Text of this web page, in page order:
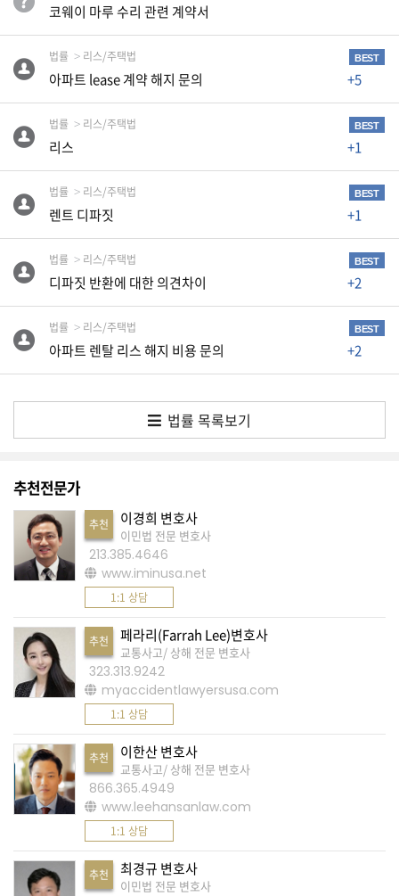
S
K
미
이
용
안
인
바
랍
A
S
K
국
에
서
새
운
전
문
를
찾
코웨이 마루 수리 관련 계약서
법률 리스/주택법 BEST
아파트 lease 계약 해지 문의 +5
법률 리스/주택법 BEST
리스 +1
법률 리스/주택법 BEST
렌트 디파짓 +1
법률 리스/주택법 BEST
디파짓 반환에 대한 의견차이 +2
법률 리스/주택법 BEST
아파트 렌탈 리스 해지 비용 문의 +2
법률 목록보기
추천전문가
추천 이경희 변호사
이민법 전문 변호사
213.385.4646
www.iminusa.net
1:1 상담
추천 페라리(Farrah Lee)변호사
교통사고/ 상해 전문 변호사
323.313.9242
myaccidentlawyersusa.com
1:1 상담
추천 이한산 변호사
교통사고/ 상해 전문 변호사
866.365.4949
www.leehansanlaw.com
1:1 상담
추천 최경규 변호사
이민법 전문 변호사